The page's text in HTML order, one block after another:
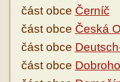
část obce Černíč
část obce Česká
část obce
část obce